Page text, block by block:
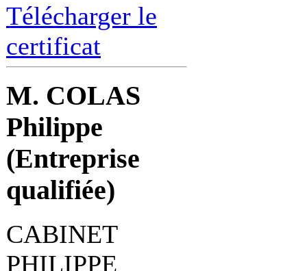
Télécharger le
certificat
M. COLAS
Philippe
(Entreprise
qualifiée)
CABINET
PHILIPPE